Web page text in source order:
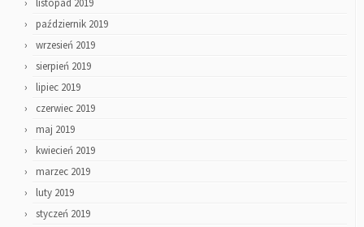
listopad 2019
październik 2019
wrzesień 2019
sierpień 2019
lipiec 2019
czerwiec 2019
maj 2019
kwiecień 2019
marzec 2019
luty 2019
styczeń 2019